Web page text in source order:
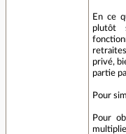
En ce
plutôt
privé,
partie
Pour
Pour